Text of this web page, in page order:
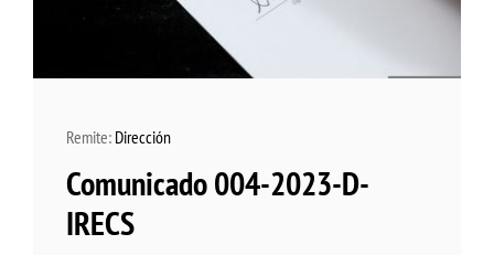
Remite: Dirección
Comunicado 004-2023-D-
IRECS